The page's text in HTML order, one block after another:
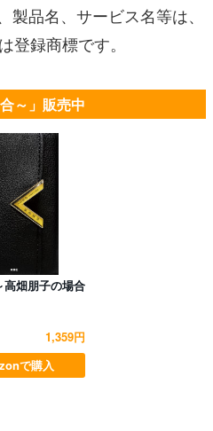
品名、サービス名等は、
登録商標です。
～」販売中
高畑朋子の場合
1,359円
で購入